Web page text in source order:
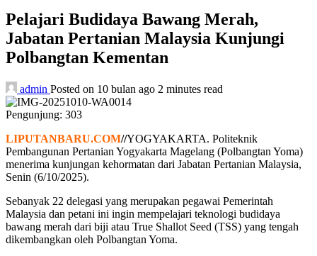
Pelajari Budidaya Bawang Merah,
Jabatan Pertanian Malaysia Kunjungi
Polbangtan Kementan
admin Posted on 10 bulan ago 2 minutes read
Pengunjung: 303
LIPUTANBARU.COM//YOGYAKARTA. Politeknik
Pembangunan Pertanian Yogyakarta Magelang (Polbangtan Yoma)
menerima kunjungan kehormatan dari Jabatan Pertanian Malaysia,
Senin (6/10/2025).
Sebanyak 22 delegasi yang merupakan pegawai Pemerintah
Malaysia dan petani ini ingin mempelajari teknologi budidaya
bawang merah dari biji atau True Shallot Seed (TSS) yang tengah
dikembangkan oleh Polbangtan Yoma.